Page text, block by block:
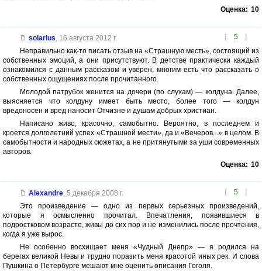
Оценка: 10
[ 5 ]
solarius, 16 августа 2012 г.
Неправильно как-то писать отзыв на «Страшную месть», состоящий из
собственных эмоций, а они присутствуют. В детстве практически каждый
ознакомился с данным рассказом и уверен, многим есть что рассказать о
собственных ощущениях после прочитанного.
Молодой патрубок женится на дочери (по слухам) — колдуна. Далее,
выясняется что колдуну имеет быть место, более того — колдун
вредоносен и вред наносит Отчизне и душам добрых христиан.
Написано живо, красочно, самобытно. Вероятно, в последнем и
кроется долголетний успех «Страшной мести», да и «Вечеров...» в целом. В
самобытности и народных сюжетах, а не притянутыми за уши современных
авторов.
Оценка: 10
[ 5 ]
Alexandre, 5 декабря 2008 г.
Это произведение — одно из первых серьезных произведений,
которые я осмысленно прочитал. Впечатления, появившиеся в
подростковом возрасте, живы до сих пор и не изменились после прочтения,
когда я уже вырос.
Не особенно восхищает меня «Чудный Днепр» — я родился на
берегах великой Невы и трудно поразить меня красотой иных рек. И слова
Пушкина о Петербурге мешают мне оценить описания Гоголя.